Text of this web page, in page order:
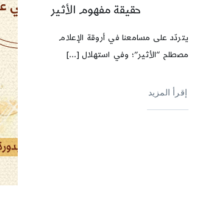
حقيقة مفهوم الأثير
يتردّد على مسامعنا في أروقة الإعلام
مصطلح “الأثير”؛ وفي استهلال [...]
إقرأ المزيد